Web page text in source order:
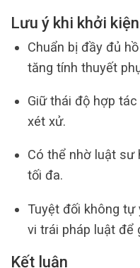
Lưu ý khi khởi
Chuẩn bị đầy đủ
tăng tính thuyết
Giữ thái độ hợp
xét xử.
Có thể nhờ luật sư
tối đa.
Tuyệt đối không tự
vi trái pháp luật để
Kết luận